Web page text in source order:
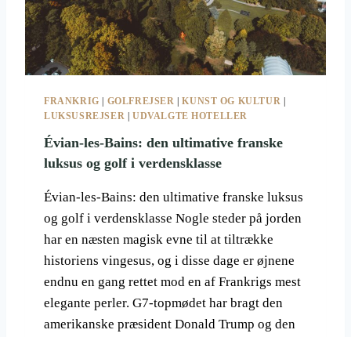
A
N
E
R
H
L
T
P
T
P
P
E
N
E
V
I
FRANKRIG | GOLFREJSER |KUNST OG KULTUR |
LUKSUSREJSER | UDVALGTE HOTELLER
Évian-les-Bains: den ultimative franske
luksus og golf i verdensklasse
Évian-les-Bains: den ultimative franske luksus
og golf i verdensklasse Nogle steder på jorden
har en næsten magisk evne til at tiltrække
historiens vingesus, og i disse dage er øjnene
endnu en gang rettet mod en af Frankrigs mest
elegante perler. G7-topmødet har bragt den
amerikanske præsident Donald Trump og den